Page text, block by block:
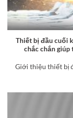
Thiết bị đầu cuối
chắc chắn giúp
Giới thiệu thiết bị